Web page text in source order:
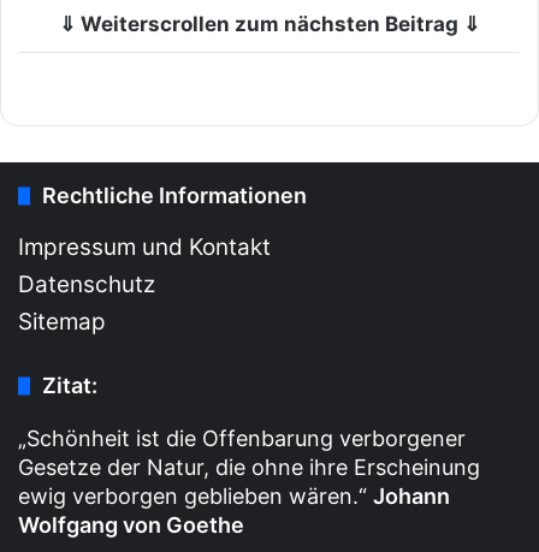
⇓ Weiterscrollen zum nächsten Beitrag ⇓
Rechtliche Informationen
Impressum und Kontakt
Datenschutz
Sitemap
Zitat:
„Schönheit ist die Offenbarung verborgener
Gesetze der Natur, die ohne ihre Erscheinung
ewig verborgen geblieben wären.“ Johann
Wolfgang von Goethe